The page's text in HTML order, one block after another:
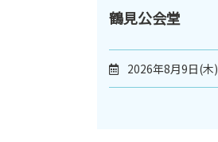
鶴見公会堂
2026年8月9日(木)